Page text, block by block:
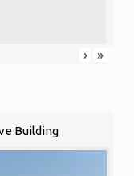
› »
Building